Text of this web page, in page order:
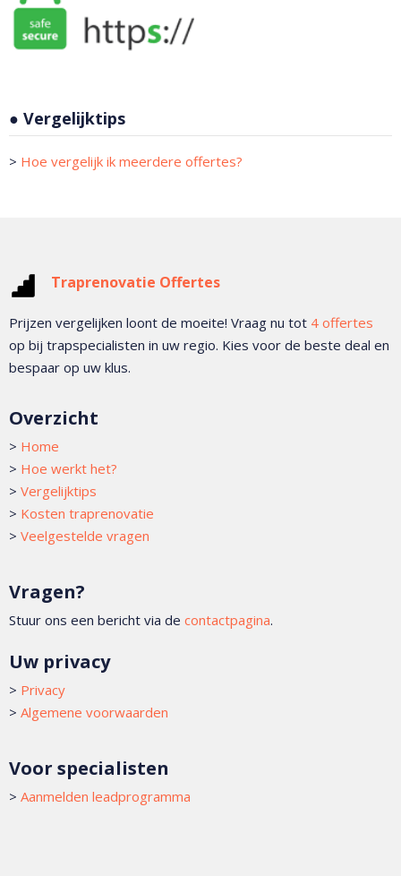
● Vergelijktips
> Hoe vergelijk ik meerdere offertes?
Traprenovatie Offertes
Prijzen vergelijken loont de moeite! Vraag nu tot 4 offertes
op bij trapspecialisten in uw regio. Kies voor de beste deal en
bespaar op uw klus.
Overzicht
> Home
> Hoe werkt het?
> Vergelijktips
> Kosten traprenovatie
> Veelgestelde vragen
Vragen?
Stuur ons een bericht via de contactpagina.
Uw privacy
> Privacy
> Algemene voorwaarden
Voor specialisten
> Aanmelden leadprogramma